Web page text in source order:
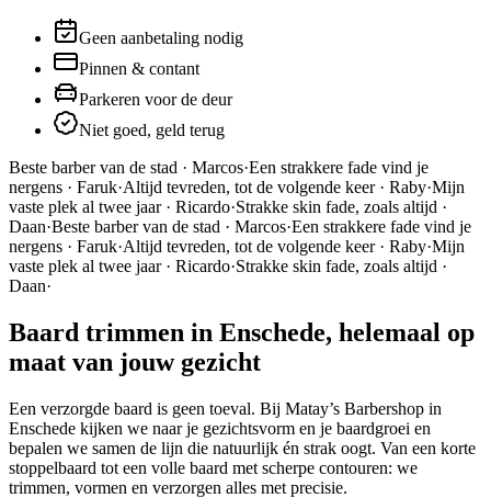
Geen aanbetaling nodig
Pinnen & contant
Parkeren voor de deur
Niet goed, geld terug
Beste barber van de stad · Marcos·Een strakkere fade vind je
nergens · Faruk·Altijd tevreden, tot de volgende keer · Raby·Mijn
vaste plek al twee jaar · Ricardo·Strakke skin fade, zoals altijd ·
Daan·Beste barber van de stad · Marcos·Een strakkere fade vind je
nergens · Faruk·Altijd tevreden, tot de volgende keer · Raby·Mijn
vaste plek al twee jaar · Ricardo·Strakke skin fade, zoals altijd ·
Daan·
Baard trimmen in Enschede, helemaal op
maat van jouw gezicht
Een verzorgde baard is geen toeval. Bij Matay’s Barbershop in
Enschede kijken we naar je gezichtsvorm en je baardgroei en
bepalen we samen de lijn die natuurlijk én strak oogt. Van een korte
stoppelbaard tot een volle baard met scherpe contouren: we
trimmen, vormen en verzorgen alles met precisie.